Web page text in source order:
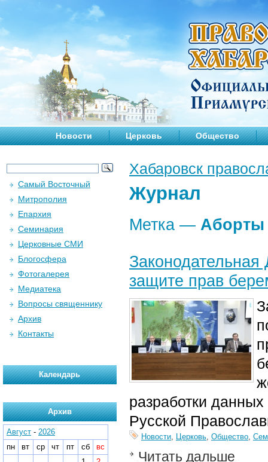
Новости Церковь Общество
Хабаровск
Журнал
Метка — Аборты
защите прав
разработки
Русской
Новости, Церковь, Общество,
Читать дальше
Самый Восточный
Митрополия
Епархия
Семинария
Церковные СМИ
Блогосфера
Фотогалерея
Медиатека
Вопросы священнику
Архив
Контакты
Календарь
Архив
Август - 2026
пн
вт ср чт пт сб
вс